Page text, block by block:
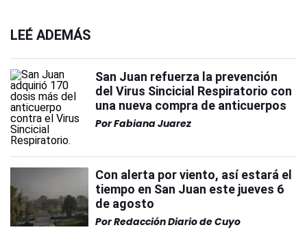
LEÉ ADEMÁS
San Juan refuerza la prevención
del Virus Sincicial Respiratorio con
una nueva compra de anticuerpos
PorFabiana Juarez
Con alerta por viento, así estará el
tiempo en San Juan este jueves 6
de agosto
PorRedacción Diario de Cuyo